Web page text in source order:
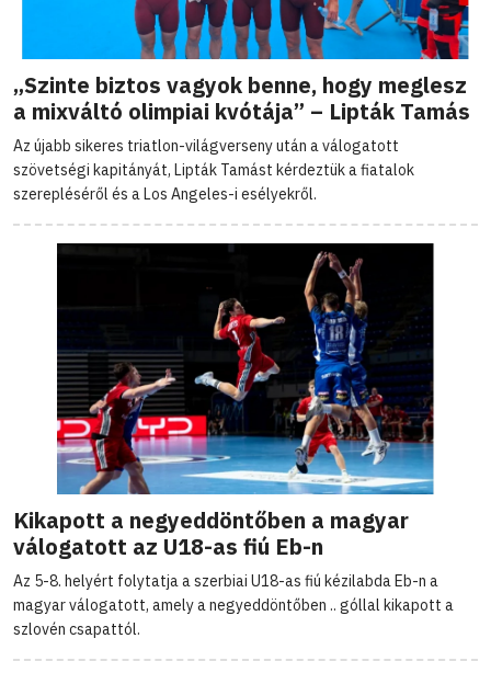
„Szinte biztos vagyok benne, hogy meglesz
a mixváltó olimpiai kvótája” – Lipták Tamás
Az újabb sikeres triatlon-világverseny után a válogatott
szövetségi kapitányát, Lipták Tamást kérdeztük a fiatalok
szerepléséről és a Los Angeles-i esélyekről.
Kikapott a negyeddöntőben a magyar
válogatott az U18-as fiú Eb-n
Az 5-8. helyért folytatja a szerbiai U18-as fiú kézilabda Eb-n a
magyar válogatott, amely a negyeddöntőben .. góllal kikapott a
szlovén csapattól.